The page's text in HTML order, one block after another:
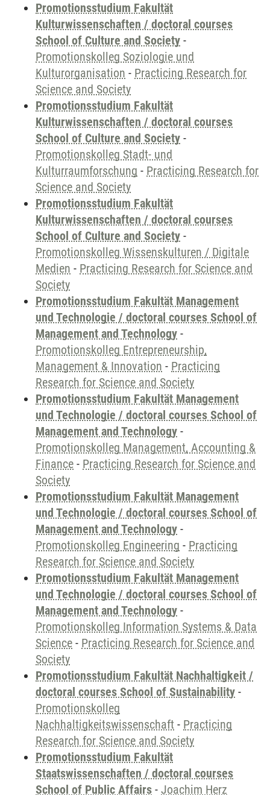
Promotionsstudium Fakultät
Kulturwissenschaften / doctoral courses
School of Culture and Society -
Promotionskolleg Soziologie und
Kulturorganisation - Practicing Research for
Science and Society
Promotionsstudium Fakultät
Kulturwissenschaften / doctoral courses
School of Culture and Society -
Promotionskolleg Stadt- und
Kulturraumforschung - Practicing Research for
Science and Society
Promotionsstudium Fakultät
Kulturwissenschaften / doctoral courses
School of Culture and Society -
Promotionskolleg Wissenskulturen / Digitale
Medien - Practicing Research for Science and
Society
Promotionsstudium Fakultät Management
und Technologie / doctoral courses School of
Management and Technology -
Promotionskolleg Entrepreneurship,
Management & Innovation - Practicing
Research for Science and Society
Promotionsstudium Fakultät Management
und Technologie / doctoral courses School of
Management and Technology -
Promotionskolleg Management, Accounting &
Finance - Practicing Research for Science and
Society
Promotionsstudium Fakultät Management
und Technologie / doctoral courses School of
Management and Technology -
Promotionskolleg Engineering - Practicing
Research for Science and Society
Promotionsstudium Fakultät Management
und Technologie / doctoral courses School of
Management and Technology -
Promotionskolleg Information Systems & Data
Science - Practicing Research for Science and
Society
Promotionsstudium Fakultät Nachhaltigkeit /
doctoral courses School of Sustainability -
Promotionskolleg
Nachhaltigkeitswissenschaft - Practicing
Research for Science and Society
Promotionsstudium Fakultät
Staatswissenschaften / doctoral courses
School of Public Affairs - Joachim Herz